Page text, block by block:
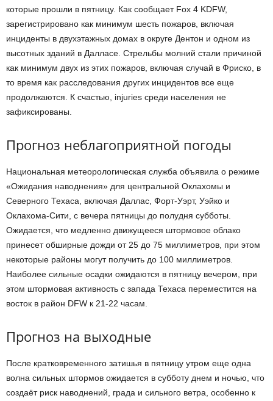
которые прошли в пятницу. Как сообщает Fox 4 KDFW,
зарегистрировано как минимум шесть пожаров, включая
инциденты в двухэтажных домах в округе Дентон и одном из
высотных зданий в Далласе. Стрельбы молний стали причиной
как минимум двух из этих пожаров, включая случай в Фриско, в
то время как расследования других инцидентов все еще
продолжаются. К счастью, injuries среди населения не
зафиксированы.
Прогноз неблагоприятной погоды
Национальная метеорологическая служба объявила о режиме
«Ожидания наводнения» для центральной Оклахомы и
Северного Техаса, включая Даллас, Форт-Уэрт, Уэйко и
Оклахома-Сити, с вечера пятницы до полудня субботы.
Ожидается, что медленно движущееся штормовое облако
принесет обширные дожди от 25 до 75 миллиметров, при этом
некоторые районы могут получить до 100 миллиметров.
Наиболее сильные осадки ожидаются в пятницу вечером, при
этом штормовая активность с запада Техаса переместится на
восток в район DFW к 21-22 часам.
Прогноз на выходные
После кратковременного затишья в пятницу утром еще одна
волна сильных штормов ожидается в субботу днем и ночью, что
создаёт риск наводнений, града и сильного ветра, особенно к